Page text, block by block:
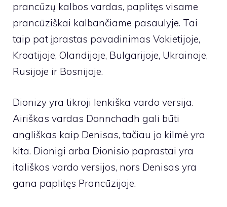
prancūzų kalbos vardas, paplitęs visame
prancūziškai kalbančiame pasaulyje. Tai
taip pat įprastas pavadinimas Vokietijoje,
Kroatijoje, Olandijoje, Bulgarijoje, Ukrainoje,
Rusijoje ir Bosnijoje.
Dionizy yra tikroji lenkiška vardo versija.
Airiškas vardas Donnchadh gali būti
angliškas kaip Denisas, tačiau jo kilmė yra
kita. Dionigi arba Dionisio paprastai yra
itališkos vardo versijos, nors Denisas yra
gana paplitęs Prancūzijoje.